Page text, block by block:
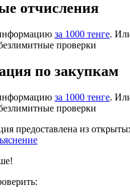
отчисления
за 1000 тенге.
проверки
по закупкам
за 1000 тенге.
проверки
предоставлена из